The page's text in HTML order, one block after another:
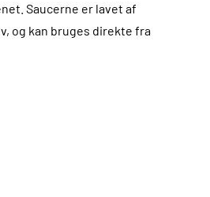
Saucerne er lavet af
og kan bruges direkte fra